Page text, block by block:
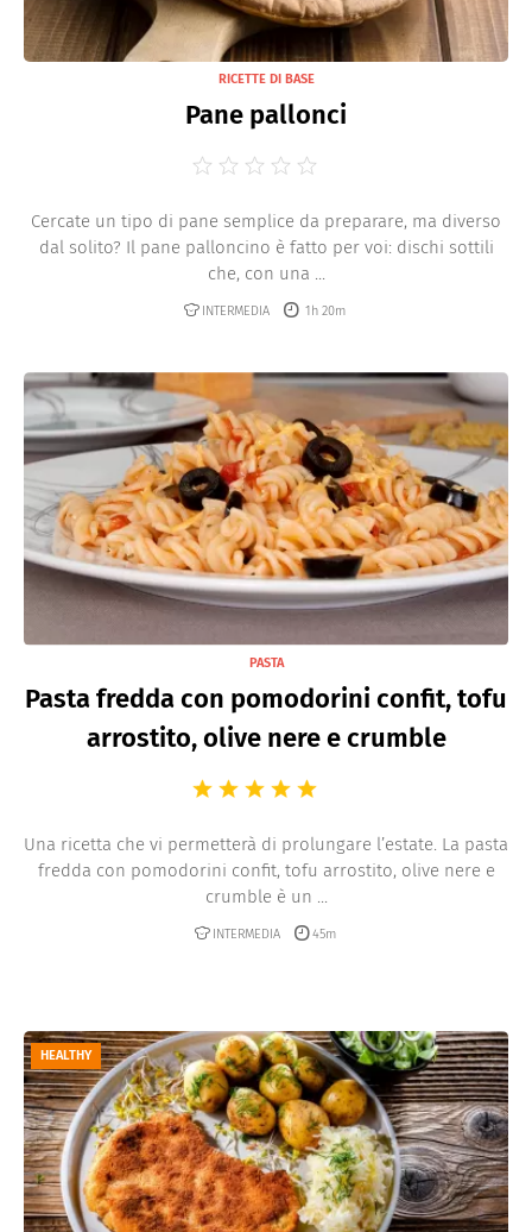
RICETTE DI BASE
Pane pallonci
Cercate un tipo di pane semplice da preparare, ma diverso
dal solito? Il pane palloncino è fatto per voi: dischi sottili
che, con una ...
INTERMEDIA 1h 20m
PASTA
Pasta fredda con pomodorini confit, tofu
arrostito, olive nere e crumble
Una ricetta che vi permetterà di prolungare l’estate. La pasta
fredda con pomodorini confit, tofu arrostito, olive nere e
crumble è un ...
INTERMEDIA 45m
HEALTHY